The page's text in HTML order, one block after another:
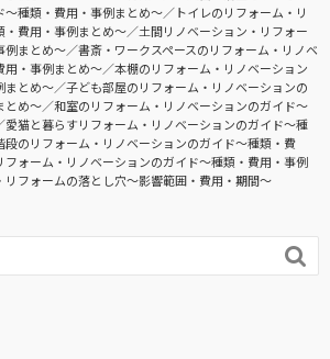
種類・費用・事例まとめ〜
トイレのリフォーム・リ
・費用・事例まとめ〜
土間リノベーション・リフォー
例まとめ〜
書斎・ワークスペースのリフォーム・リノベ
用・事例まとめ〜
本棚のリフォーム・リノベーション
まとめ〜
子ども部屋のリフォーム・リノベーションの
とめ〜
和室のリフォーム・リノベーションのガイド〜
愛猫と暮らすリフォーム・リノベーションのガイド〜種
段のリフォーム・リノベーションのガイド〜種類・費
フォーム・リノベーションのガイド〜種類・費用・事例
リフォームの落とし穴～影響範囲・費用・期間～
